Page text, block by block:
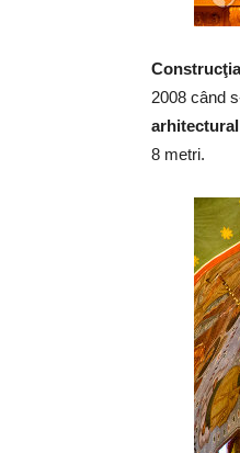
2008 când
8 metri.